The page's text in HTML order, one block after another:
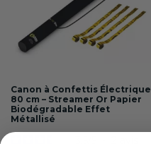
Canon à Confettis Électrique
80 cm – Streamer Or Papier
Biodégradable Effet
Métallisé